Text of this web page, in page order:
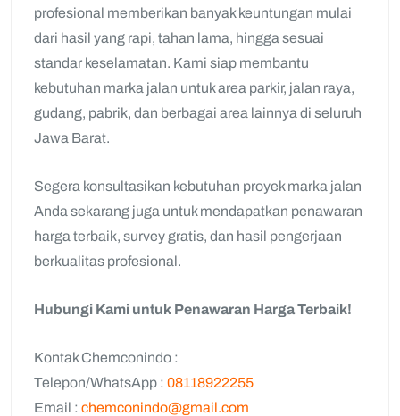
profesional memberikan banyak keuntungan mulai
dari hasil yang rapi, tahan lama, hingga sesuai
standar keselamatan. Kami siap membantu
kebutuhan marka jalan untuk area parkir, jalan raya,
gudang, pabrik, dan berbagai area lainnya di seluruh
Jawa Barat.
Segera konsultasikan kebutuhan proyek marka jalan
Anda sekarang juga untuk mendapatkan penawaran
harga terbaik, survey gratis, dan hasil pengerjaan
berkualitas profesional.
Hubungi Kami untuk Penawaran Harga Terbaik!
Kontak Chemconindo :
Telepon/WhatsApp : 08118922255
Email : chemconindo@gmail.com